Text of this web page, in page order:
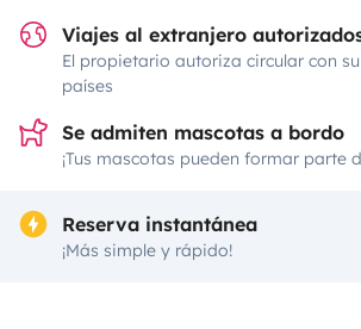
Viajes al extranjero
El propietario autoriza circular con
países
Se admiten mascotas a bordo
¡Tus mascotas pueden formar parte
Reserva instantánea
¡Más simple y rápido!